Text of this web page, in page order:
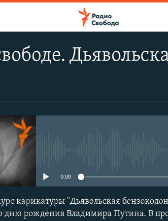
0:00
карикатуры "Дьявольская
дню рождения Владимира Путина. В